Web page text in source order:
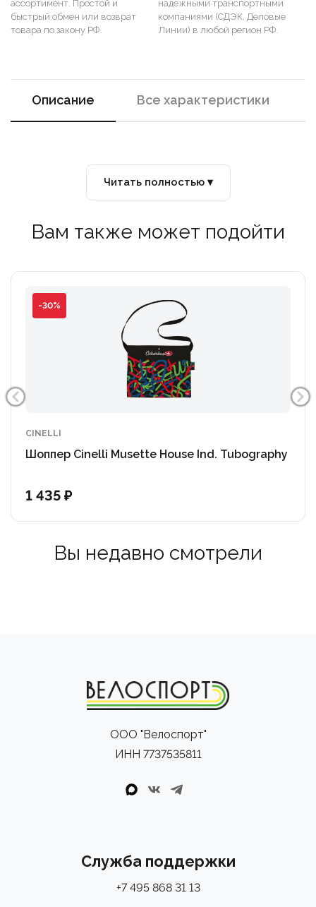
ассортимент. Простой и
быстрый обмен или возврат
товара по закону РФ.
надежными транспортными
компаниями (СДЭК, Деловые
Линии) в любой регион РФ.
Описание Все характеристики
Читать полностью ▾
Вам также может подойти
-30%
CINELLI
Шоппер Cinelli Musette House Ind. Tubography
1 435 ₽
Вы недавно смотрели
ООО "Велоспорт"
ИНН 7737535811
Служба поддержки
+7 495 868 31 13